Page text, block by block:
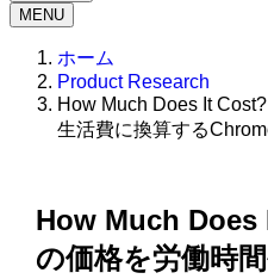
MENU
ホーム
Product Research
How Much Does It
生活費に換算する
How Much
の価格を労働時